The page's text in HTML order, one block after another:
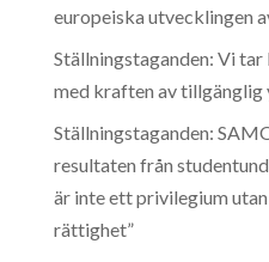
europeiska utvecklingen
Ställningstaganden: Vi
med kraften av
Ställningstaganden:
resultaten från
är inte ett privilegium
rättighet”